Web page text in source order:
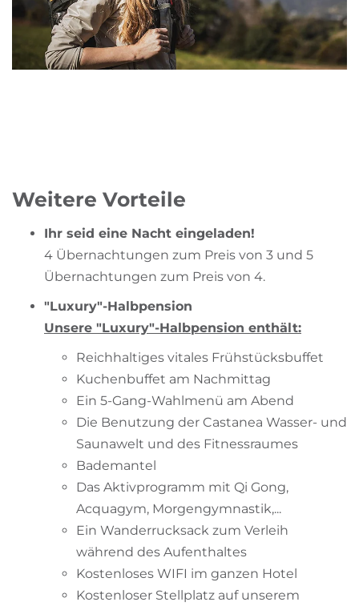
Weitere Vorteile
Ihr seid eine Nacht eingeladen!
4 Übernachtungen zum Preis von 3 und 5
Übernachtungen zum Preis von 4.
"Luxury"-Halbpension
Unsere "Luxury"-Halbpension enthält:
Reichhaltiges vitales Frühstücksbuffet
Kuchenbuffet am Nachmittag
Ein 5-Gang-Wahlmenü am Abend
Die Benutzung der Castanea Wasser- und
Saunawelt und des Fitnessraumes
Bademantel
Das Aktivprogramm mit Qi Gong,
Acquagym, Morgengymnastik,...
Ein Wanderrucksack zum Verleih
während des Aufenthaltes
Kostenloses WIFI im ganzen Hotel
Kostenloser Stellplatz auf unserem